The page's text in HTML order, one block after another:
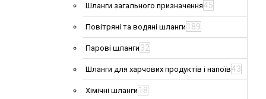
Шланги загального призначення45
Повітряні та водяні шланги 189
Парові шланги 32
Шланги для харчових продуктів і напоїв43
Хімічні шланги 18